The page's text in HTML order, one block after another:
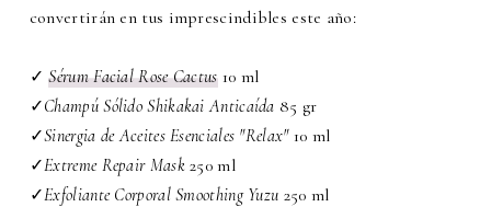
convertirán en tus imprescindibles este año:
✓Sérum Facial Rose Cactus10 ml
✓Champú Sólido Shikakai Anticaída 85 gr
✓Sinergia de Aceites Esenciales "Relax"10 ml
✓Extreme Repair Mask250 ml
✓Exfoliante Corporal Smoothing Yuzu 250 ml